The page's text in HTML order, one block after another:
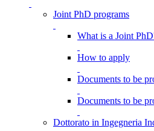
Joint PhD programs
What is a Joint
How to apply
Documents to be
Documents to be
Dottorato in Ingegneria